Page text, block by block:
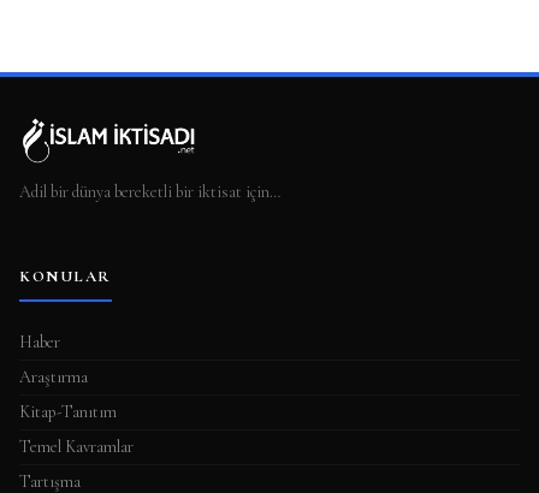
Adil bir dünya bereketli bir iktisat için…
KONULAR
Haber
Araştırma
Kitap-Tanıtım
Temel Kavramlar
Tartışma